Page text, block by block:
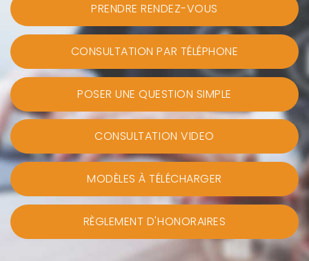
PRENDRE RENDEZ-VOUS
CONSULTATION PAR TÉLÉPHONE
POSER UNE QUESTION SIMPLE
CONSULTATION VIDEO
MODÈLES À TÉLÉCHARGER
RÈGLEMENT D'HONORAIRES